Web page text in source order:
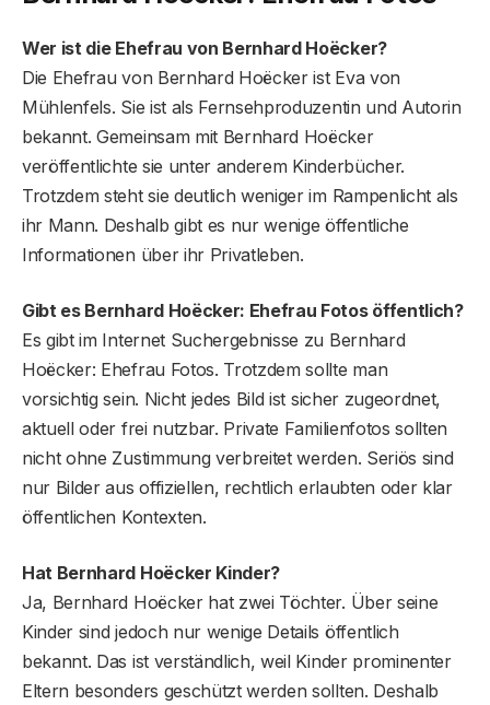
Wer ist die Ehefrau von Bernhard Hoëcker?
Die Ehefrau von Bernhard Hoëcker ist Eva von
Mühlenfels. Sie ist als Fernsehproduzentin und Autorin
bekannt. Gemeinsam mit Bernhard Hoëcker
veröffentlichte sie unter anderem Kinderbücher.
Trotzdem steht sie deutlich weniger im Rampenlicht als
ihr Mann. Deshalb gibt es nur wenige öffentliche
Informationen über ihr Privatleben.
Gibt es Bernhard Hoëcker: Ehefrau Fotos öffentlich?
Es gibt im Internet Suchergebnisse zu Bernhard
Hoëcker: Ehefrau Fotos. Trotzdem sollte man
vorsichtig sein. Nicht jedes Bild ist sicher zugeordnet,
aktuell oder frei nutzbar. Private Familienfotos sollten
nicht ohne Zustimmung verbreitet werden. Seriös sind
nur Bilder aus offiziellen, rechtlich erlaubten oder klar
öffentlichen Kontexten.
Hat Bernhard Hoëcker Kinder?
Ja, Bernhard Hoëcker hat zwei Töchter. Über seine
Kinder sind jedoch nur wenige Details öffentlich
bekannt. Das ist verständlich, weil Kinder prominenter
Eltern besonders geschützt werden sollten. Deshalb